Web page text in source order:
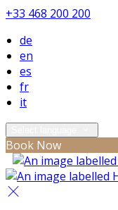
+33 468 200 200
de
en
es
fr
it
Book Now